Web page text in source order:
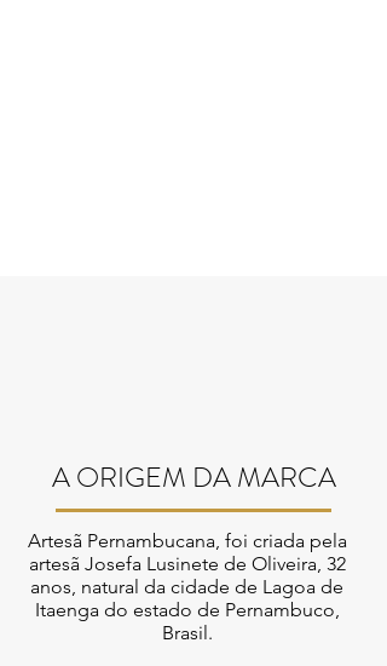
A ORIGEM DA MARCA
Artesã Pernambucana, foi criada pela
artesã Josefa Lusinete de Oliveira, 32
anos, natural da cidade de Lagoa de
Itaenga do estado de Pernambuco,
Brasil.